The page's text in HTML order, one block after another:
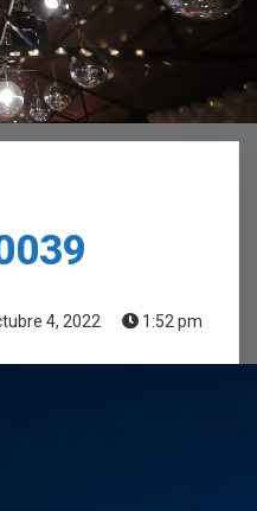
4, 2022 1:52 pm